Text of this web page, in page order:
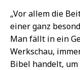
„Vor allem die
einer ganz
Man fällt in ein
Werkschau,
Bibel handelt,